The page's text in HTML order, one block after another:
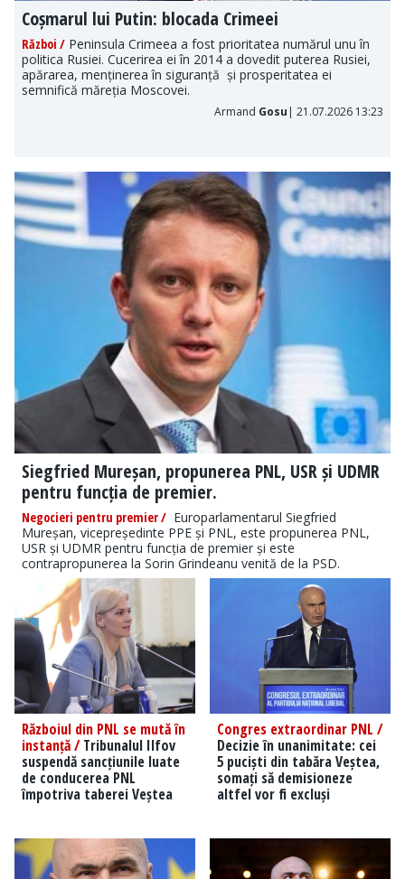
Coșmarul lui Putin: blocada Crimeei
Război / Peninsula Crimeea a fost prioritatea numărul unu în
politica Rusiei. Cucerirea ei în 2014 a dovedit puterea Rusiei,
apărarea, menținerea în siguranță și prosperitatea ei
semnifică măreția Moscovei.
Armand Gosu | 21.07.2026 13:23
Siegfried Mureșan, propunerea PNL, USR și UDMR
pentru funcția de premier.
Negocieri pentru premier / Europarlamentarul Siegfried
Mureșan, vicepreședinte PPE și PNL, este propunerea PNL,
USR și UDMR pentru funcția de premier și este
contrapropunerea la Sorin Grindeanu venită de la PSD.
Războiul din PNL se mută în
instanță /Tribunalul Ilfov
suspendă sancțiunile luate
de conducerea PNL
împotriva taberei Veștea
Congres extraordinar PNL /
Decizie în unanimitate: cei
5 puciști din tabăra Veștea,
somați să demisioneze
altfel vor fi excluși